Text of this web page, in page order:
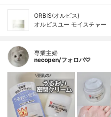
ORBIS(オルビス)
オルビスユー モイスチャー
専業主婦
necopen/フォロバ♡